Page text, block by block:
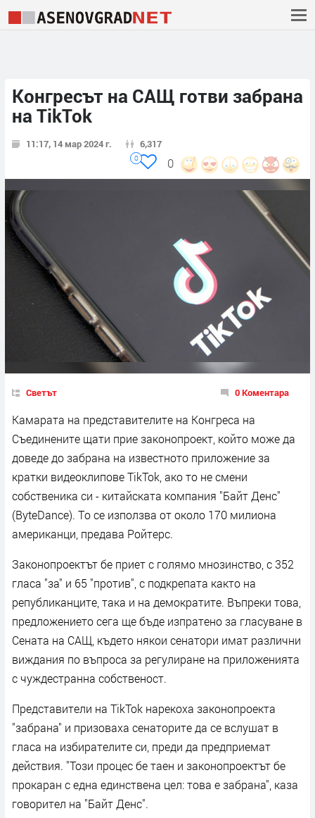
Конгресът на САЩ готви забрана
на TikTok
11:17, 14 мар 2024 г. 6,317
0
0
Светът 0 Коментара
Камарата на представителите на Конгреса на
Съединените щати прие законопроект, който може да
доведе до забрана на известното приложение за
кратки видеоклипове TikTok, ако то не смени
собственика си - китайската компания "Байт Денс"
(ByteDance). Tо се използва от около 170 милиона
американци, предава Ройтерс.
Законопроектът бе приет с голямо мнозинство, с 352
гласа "за" и 65 "против", с подкрепата както на
републиканците, така и на демократите. Въпреки това,
предложението сега ще бъде изпратено за гласуване в
Сената на САЩ, където някои сенатори имат различни
виждания по въпроса за регулиране на приложенията
с чуждестранна собственост.
Представители на TikTok нарекоха законопроекта
"забрана" и призоваха сенаторите да се вслушат в
гласа на избирателите си, преди да предприемат
действия. "Този процес бе таен и законопроектът бе
прокаран с една единствена цел: това е забрана", каза
говорител на "Байт Денс".